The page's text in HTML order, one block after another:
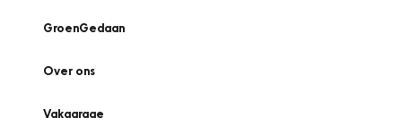
GroenGedaan
Over ons
Vakgarage